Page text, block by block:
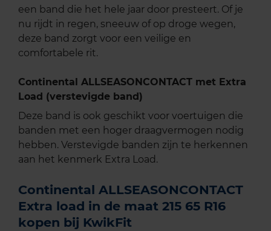
een band die het hele jaar door presteert. Of je
nu rijdt in regen, sneeuw of op droge wegen,
deze band zorgt voor een veilige en
comfortabele rit.
Continental ALLSEASONCONTACT met Extra
Load (verstevigde band)
Deze band is ook geschikt voor voertuigen die
banden met een hoger draagvermogen nodig
hebben. Verstevigde banden zijn te herkennen
aan het kenmerk Extra Load.
Continental ALLSEASONCONTACT
Extra load in de maat 215 65 R16
kopen bij KwikFit